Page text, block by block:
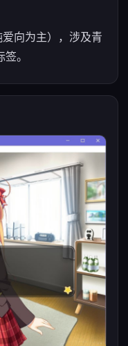
向为主），涉及青
。